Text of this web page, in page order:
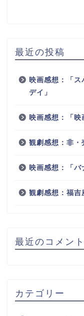
最近の投稿
映画感想：「
デイ」
映画感想：「
観劇感想：非・
映画感想：「バ
観劇感想：福吉
最近のコメント
カテゴリー